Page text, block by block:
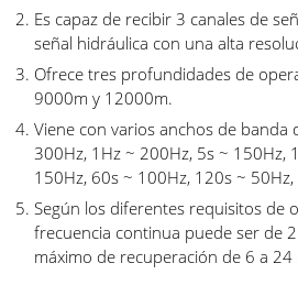
Es capaz de recibir 3 canales de
señal hidráulica con una alta
Ofrece tres profundidades de
9000m y 12000m.
Viene con varios anchos de banda
300Hz, 1Hz ~ 200Hz, 5s ~ 150Hz,
150Hz, 60s ~ 100Hz, 120s ~ 50Hz,
Según los diferentes requisitos de
frecuencia continua puede ser de
máximo de recuperación de 6 a 24